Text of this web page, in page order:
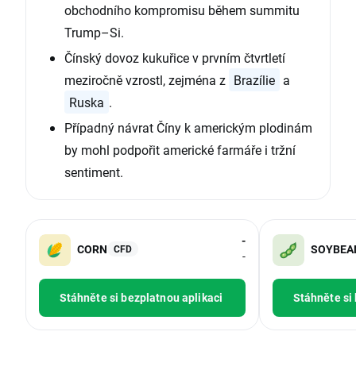
obchodního kompromisu během summitu
Trump–Si.
Čínský dovoz kukuřice v prvním čtvrtletí
meziročně vzrostl, zejména z Brazílie a
Ruska .
Případný návrat Číny k americkým plodinám
by mohl podpořit americké farmáře i tržní
sentiment.
CORN CFD
-
-
Stáhněte si bezplatnou aplikaci Stáhněte